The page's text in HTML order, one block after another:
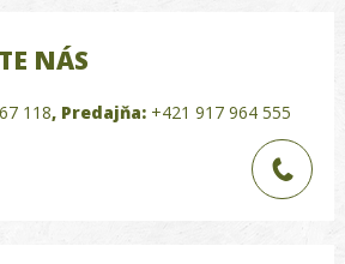
NÁS
118, Predajňa: +421 917 964 555